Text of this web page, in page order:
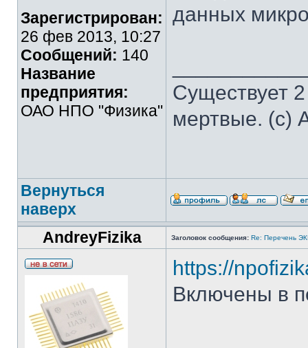
Зарегистрирован:
26 фев 2013, 10:27
Сообщений: 140
Название
предприятия:
ОАО НПО "Физика"
данных
Существует
мертвые. (с)
Вернуться
наверх
AndreyFizika
Заголовок сообщения: Re: Перечень
https://
Включены в